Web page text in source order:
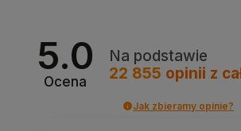
5.0
Ocena
Na podstawie
22 855 opinii z
Jak zbieramy opinie?